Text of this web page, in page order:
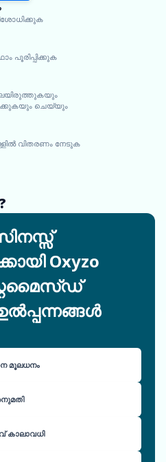
പൂരിപ്പിക്കുക
ചെയ്യും
വിതരണം നേടുക
Oxyzo
മൂലധനം
കാലാവധി